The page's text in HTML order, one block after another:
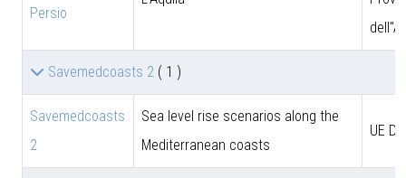
Persio
Savemedcoasts 2 ( 1 )
Savemedcoasts
2
Sea level rise scenarios along the
Mediterranean coasts
UE